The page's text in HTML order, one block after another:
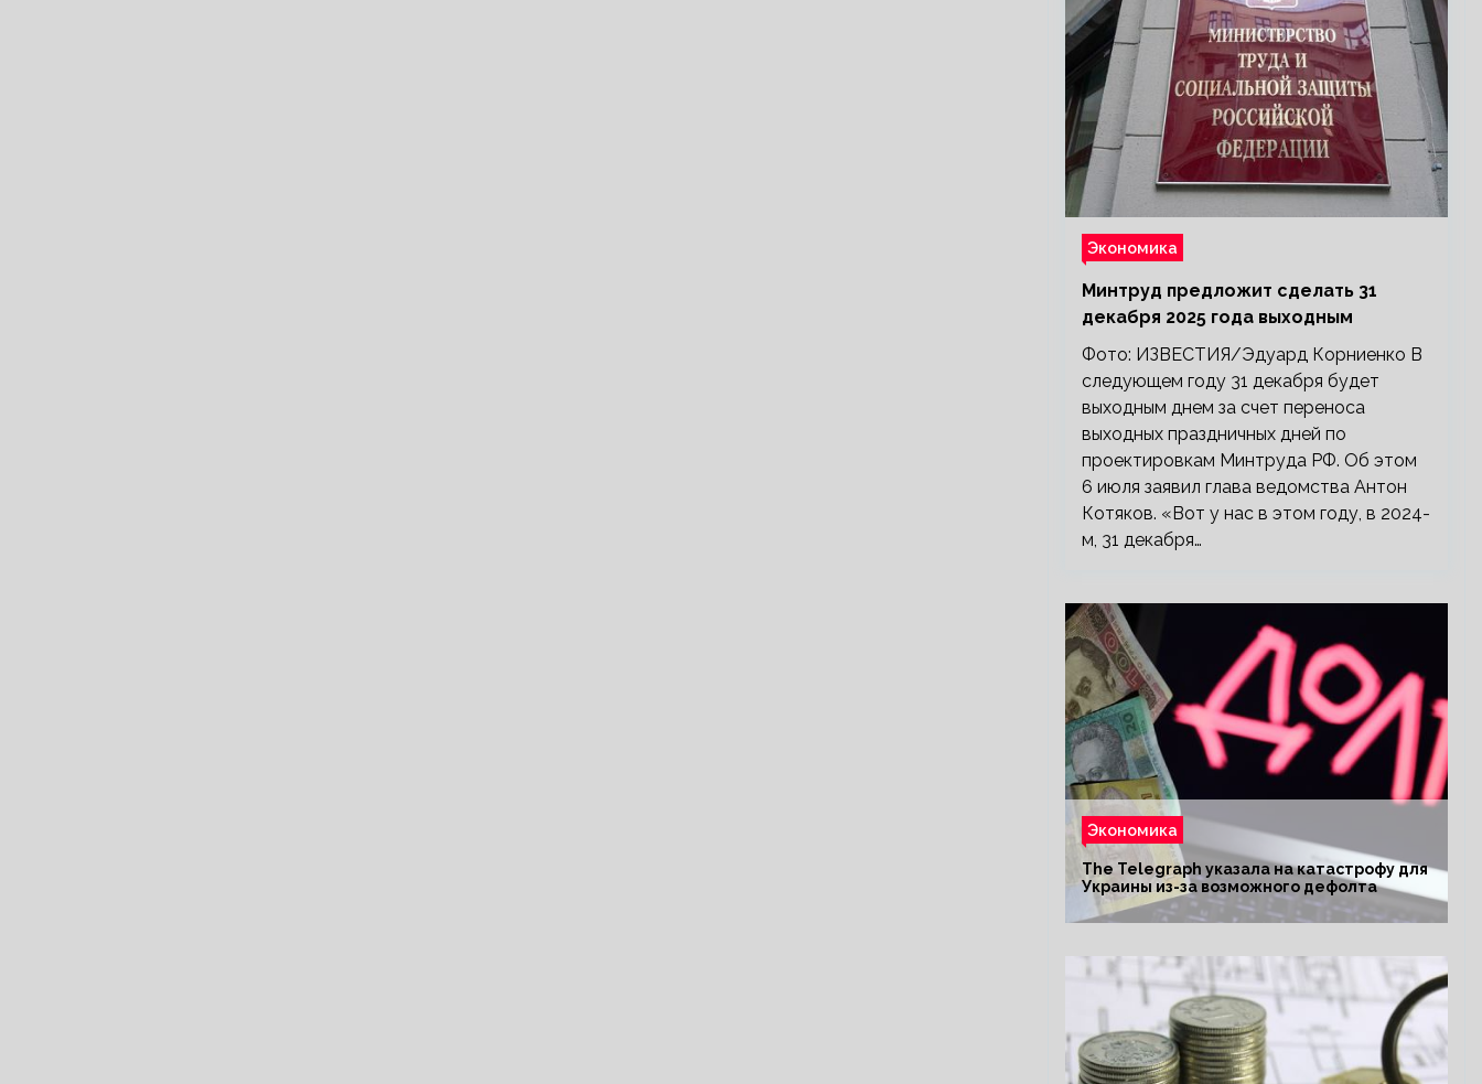
Экономика
Минтруд предложит сделать 31
декабря 2025 года выходным
Фото: ИЗВЕСТИЯ/Эдуард Корниенко В
следующем году 31 декабря будет
выходным днем за счет переноса
выходных праздничных дней по
проектировкам Минтруда РФ. Об этом
6 июля заявил глава ведомства Антон
Котяков. «Вот у нас в этом году, в 2024-
м, 31 декабря…
Экономика
The Telegraph указала на катастрофу для
Украины из-за возможного дефолта